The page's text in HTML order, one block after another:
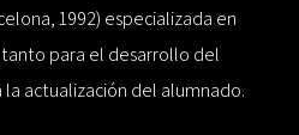
1992) especializada en
para el desarrollo del
actualización del alumnado.